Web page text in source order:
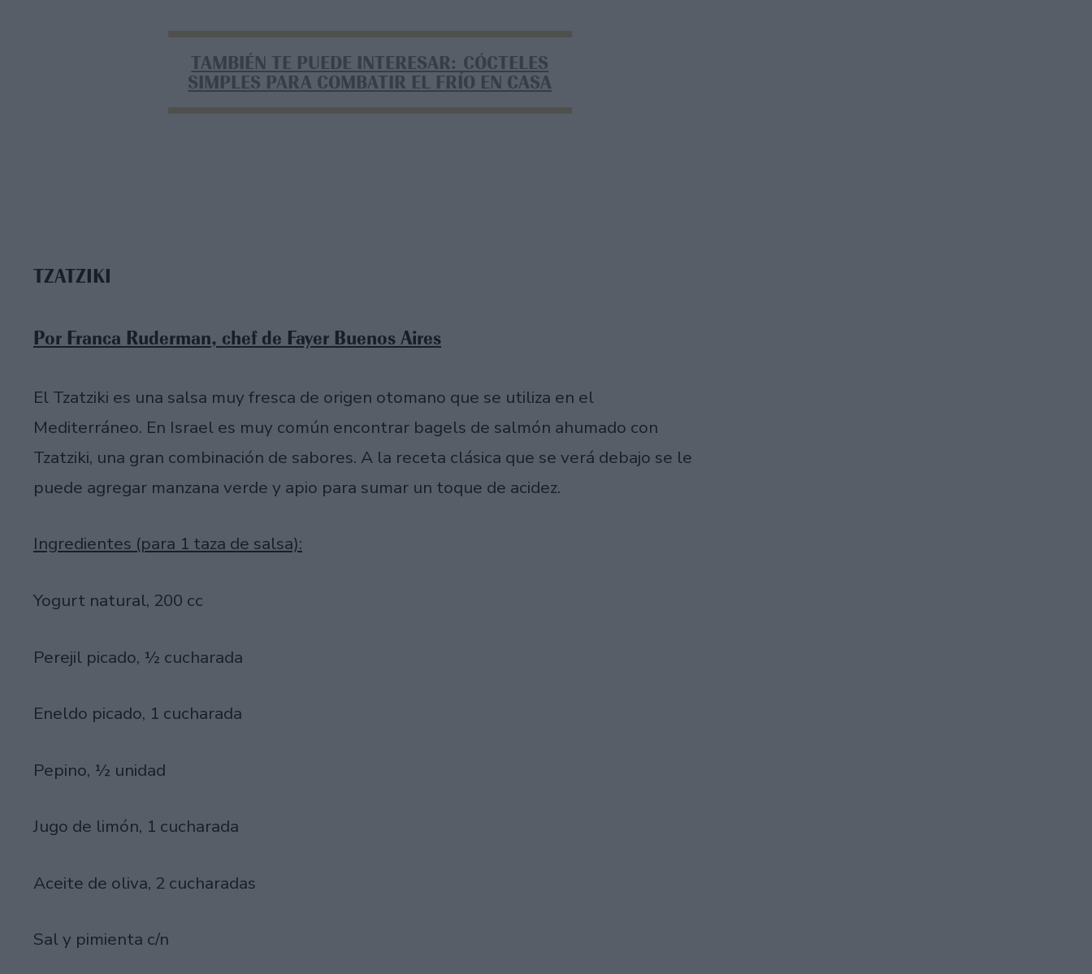
TAMBIÉN TE PUEDE INTERESAR: CÓCTELES
SIMPLES PARA COMBATIR EL FRÍO EN CASA
TZATZIKI
Por Franca Ruderman, chef de Fayer Buenos Aires
El Tzatziki es una salsa muy fresca de origen otomano que se utiliza en el
Mediterráneo. En Israel es muy común encontrar bagels de salmón ahumado con
Tzatziki, una gran combinación de sabores. A la receta clásica que se verá debajo se le
puede agregar manzana verde y apio para sumar un toque de acidez.
Ingredientes (para 1 taza de salsa):
Yogurt natural, 200 cc
Perejil picado, ½ cucharada
Eneldo picado, 1 cucharada
Pepino, ½ unidad
Jugo de limón, 1 cucharada
Aceite de oliva, 2 cucharadas
Sal y pimienta c/n